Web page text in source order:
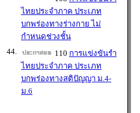
ไทยประจำภาค ประเภท
บกพร่องทางร่างกาย ไม่
กำหนดช่วงชั้น
44. 110 การแข่งขันรำ
ไทยประจำภาค ประเภท
บกพร่องทางสติปัญญา ม.4-
ม.6